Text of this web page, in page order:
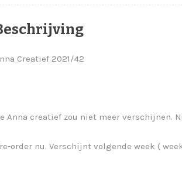
Creatief 2021/42
Anna creatief zou niet meer verschijnen.
order nu. Verschijnt volgende week (